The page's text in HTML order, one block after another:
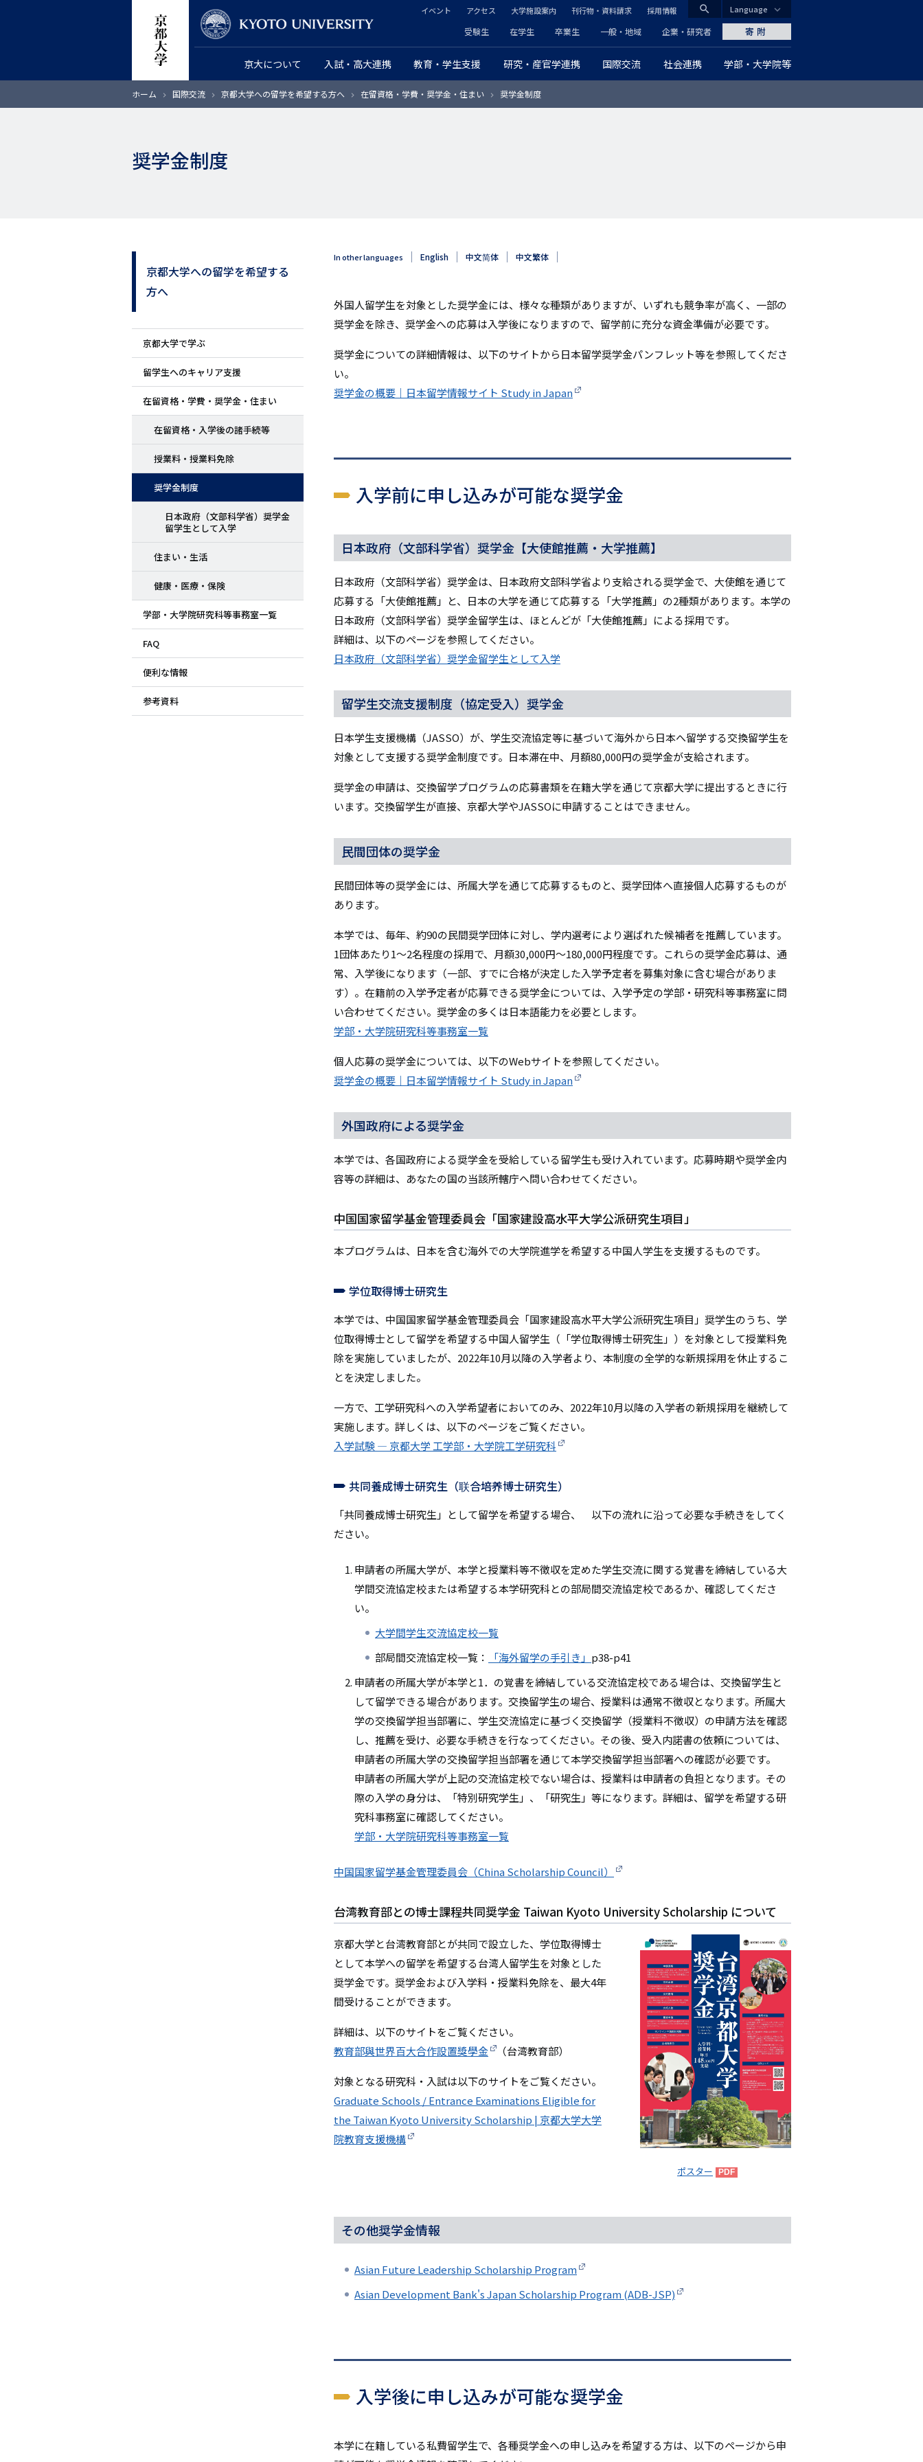
ン
CLOSE
search
グ
ロ
京大について 入試・高大連携 教育・学生支援 研究・産官学連携 国際交流 社会連携 学部・大学院等
ヘ
ッ
ダ
マ
ー
リ
ン
ク
受験生 在学生 卒業生 一般・地域 企業・研究者
ッ
ダ
ー
リ
リ
ク
イベント アクセス 大学施設案内 刊行物・資料請求 採用情報
寄附
Language
ホーム 国際交流 京都大学への留学を希望する方へ 在留資格・学費・奨学金・住まい 奨学金制度
奨学金制度
サ
イ
ド
メ
ニ
ュ
京都大学への留学を希望する
方へ
京都大学で学ぶ
留学生へのキャリア支援
在留資格・学費・奨学金・住まい
在留資格・入学後の諸手続等
授業料・授業料免除
奨学金制度
日本政府（文部科学省）奨学金
留学生として入学
住まい・生活
健康・医療・保険
学部・大学院研究科等事務室一覧
FAQ
便利な情報
参考資料
In other languages English 中文简体 中文繁体
外国人留学生を対象とした奨学金には、様々な種類がありますが、いずれも競争率が高く、一部の
奨学金を除き、奨学金への応募は入学後になりますので、留学前に充分な資金準備が必要です。
奨学金についての詳細情報は、以下のサイトから日本留学奨学金パンフレット等を参照してくださ
い。
奨学金の概要｜日本留学情報サイト Study in Japan
入学前に申し込みが可能な奨学金
日本政府（文部科学省）奨学金【大使館推薦・大学推薦】
日本政府（文部科学省）奨学金は、日本政府文部科学省より支給される奨学金で、大使館を通じて
応募する「大使館推薦」と、日本の大学を通じて応募する「大学推薦」の2種類があります。本学の
日本政府（文部科学省）奨学金留学生は、ほとんどが「大使館推薦」による採用です。
詳細は、以下のページを参照してください。
日本政府（文部科学省）奨学金留学生として入学
留学生交流支援制度（協定受入）奨学金
日本学生支援機構（JASSO）が、学生交流協定等に基づいて海外から日本へ留学する交換留学生を
対象として支援する奨学金制度です。日本滞在中、月額80,000円の奨学金が支給されます。
奨学金の申請は、交換留学プログラムの応募書類を在籍大学を通じて京都大学に提出するときに行
います。交換留学生が直接、京都大学やJASSOに申請することはできません。
民間団体の奨学金
民間団体等の奨学金には、所属大学を通じて応募するものと、奨学団体へ直接個人応募するものが
あります。
本学では、毎年、約90の民間奨学団体に対し、学内選考により選ばれた候補者を推薦しています。
1団体あたり1～2名程度の採用で、月額30,000円～180,000円程度です。これらの奨学金応募は、通
常、入学後になります（一部、すでに合格が決定した入学予定者を募集対象に含む場合がありま
す）。在籍前の入学予定者が応募できる奨学金については、入学予定の学部・研究科等事務室に問
い合わせてください。奨学金の多くは日本語能力を必要とします。
学部・大学院研究科等事務室一覧
個人応募の奨学金については、以下のWebサイトを参照してください。
奨学金の概要｜日本留学情報サイト Study in Japan
外国政府による奨学金
本学では、各国政府による奨学金を受給している留学生も受け入れています。応募時期や奨学金内
容等の詳細は、あなたの国の当該所轄庁へ問い合わせてください。
中国国家留学基金管理委員会「国家建設高水平大学公派研究生項目」
本プログラムは、日本を含む海外での大学院進学を希望する中国人学生を支援するものです。
学位取得博士研究生
本学では、中国国家留学基金管理委員会「国家建設高水平大学公派研究生項目」奨学生のうち、学
位取得博士として留学を希望する中国人留学生（「学位取得博士研究生」）を対象として授業料免
除を実施していましたが、2022年10月以降の入学者より、本制度の全学的な新規採用を休止するこ
とを決定しました。
一方で、工学研究科への入学希望者においてのみ、2022年10月以降の入学者の新規採用を継続して
実施します。詳しくは、以下のページをご覧ください。
入学試験 — 京都大学 工学部・大学院工学研究科
共同養成博士研究生（联合培养博士研究生）
「共同養成博士研究生」として留学を希望する場合、 以下の流れに沿って必要な手続きをしてく
ださい。
申請者の所属大学が、本学と授業料等不徴収を定めた学生交流に関する覚書を締結している大
学間交流協定校または希望する本学研究科との部局間交流協定校であるか、確認してくださ
い。
大学間学生交流協定校一覧
部局間交流協定校一覧：
「海外留学の手引き」 p38-p41
申請者の所属大学が本学と1．の覚書を締結している交流協定校である場合は、交換留学生と
して留学できる場合があります。交換留学生の場合、授業料は通常不徴収となります。所属大
学の交換留学担当部署に、学生交流協定に基づく交換留学（授業料不徴収）の申請方法を確認
し、推薦を受け、必要な手続きを行なってください。その後、受入内諾書の依頼については、
申請者の所属大学の交換留学担当部署を通じて本学交換留学担当部署への確認が必要です。
申請者の所属大学が上記の交流協定校でない場合は、授業料は申請者の負担となります。その
際の入学の身分は、「特別研究学生」、「研究生」等になります。詳細は、留学を希望する研
究科事務室に確認してください。
学部・大学院研究科等事務室一覧
中国国家留学基金管理委員会（China Scholarship Council）
台湾教育部との博士課程共同奨学金 Taiwan Kyoto University Scholarship について
ポスター
京都大学と台湾教育部とが共同で設立した、学位取得博士
として本学への留学を希望する台湾人留学生を対象とした
奨学金です。奨学金および入学料・授業料免除を、最大4年
間受けることができます。
詳細は、以下のサイトをご覧ください。
教育部與世界百大合作設置獎學金
（台湾教育部）
対象となる研究科・入試は以下のサイトをご覧ください。
Graduate Schools / Entrance Examinations Eligible for
the Taiwan Kyoto University Scholarship | 京都大学大学
院教育支援機構
その他奨学金情報
Asian Future Leadership Scholarship Program
Asian Development Bank's Japan Scholarship Program (ADB-JSP)
入学後に申し込みが可能な奨学金
本学に在籍している私費留学生で、各種奨学金への申し込みを希望する方は、以下のページから申